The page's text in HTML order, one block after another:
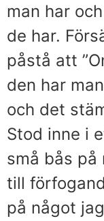
man har
de har.
påstå att
den har
och det
Stod inne i
små bås
till
på något